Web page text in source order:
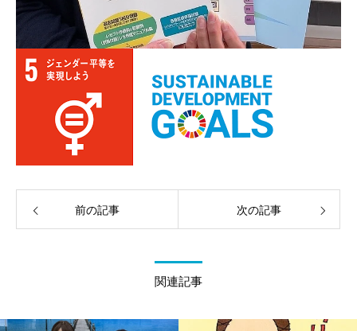
前の記事 次の記事
関連記事